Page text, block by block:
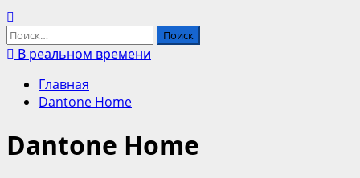
Найти:
В реальном времени
Главная
Dantone Home
Dantone Home